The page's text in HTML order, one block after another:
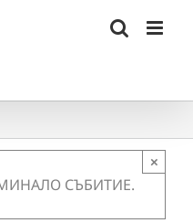
СЪБИТИЕ.
×